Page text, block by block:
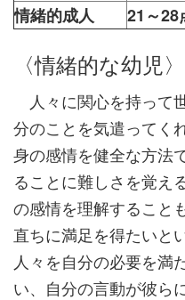
情緒的成人
21～28
〈情緒的な幼児〉
人々に関心を持って
分のことを気遣ってく
身の感情を健全な方法
ることに難しさを覚え
の感情を理解すること
直ちに満足を得たいと
人々を自分の必要を満
い、自分の言動が彼ら